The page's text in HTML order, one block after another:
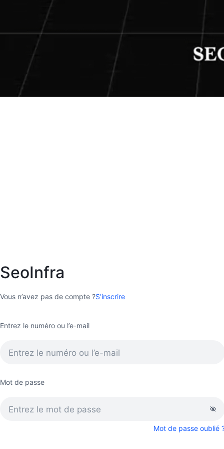
SeoInfra
Vous n’avez pas de compte ?S’inscrire
Entrez le numéro ou l’e-mail
Mot de passe
Mot de passe oublié